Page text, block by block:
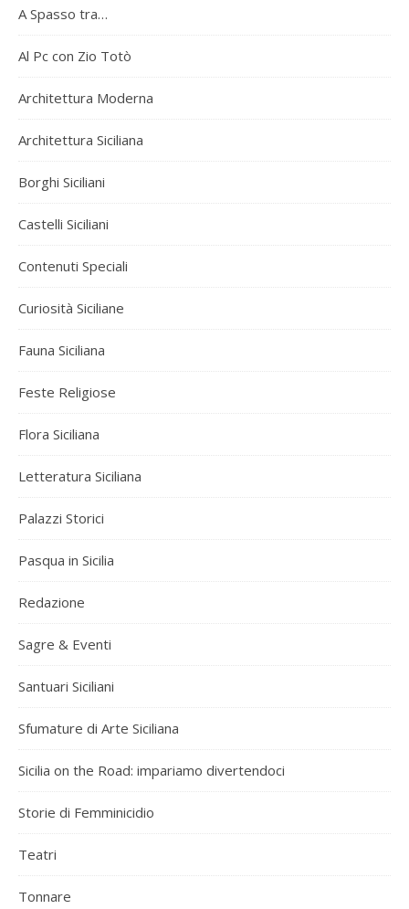
A Spasso tra…
Al Pc con Zio Totò
Architettura Moderna
Architettura Siciliana
Borghi Siciliani
Castelli Siciliani
Contenuti Speciali
Curiosità Siciliane
Fauna Siciliana
Feste Religiose
Flora Siciliana
Letteratura Siciliana
Palazzi Storici
Pasqua in Sicilia
Redazione
Sagre & Eventi
Santuari Siciliani
Sfumature di Arte Siciliana
Sicilia on the Road: impariamo divertendoci
Storie di Femminicidio
Teatri
Tonnare